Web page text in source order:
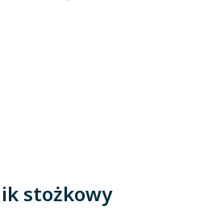
stożkowy